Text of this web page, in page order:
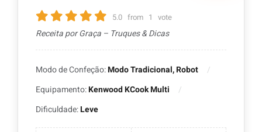
5.0 from 1 vote
Receita por Graça – Truques & Dicas
Modo de Confeção:Modo Tradicional, Robot
Equipamento:Kenwood KCook Multi
Dificuldade:Leve